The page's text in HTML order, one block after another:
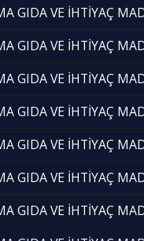
GIDA VE İHTİYAÇ
GIDA VE İHTİYAÇ
GIDA VE İHTİYAÇ
GIDA VE İHTİYAÇ
GIDA VE İHTİYAÇ
GIDA VE İHTİYAÇ
GIDA VE İHTİYAÇ